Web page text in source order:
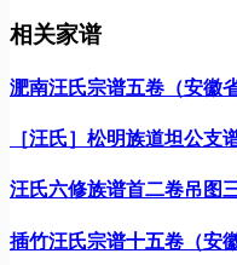
相关家谱
淝南汪氏宗谱五卷（安徽
［汪氏］松明族道坦公支
汪氏六修族谱首二卷吊图
插竹汪氏宗谱十五卷（安